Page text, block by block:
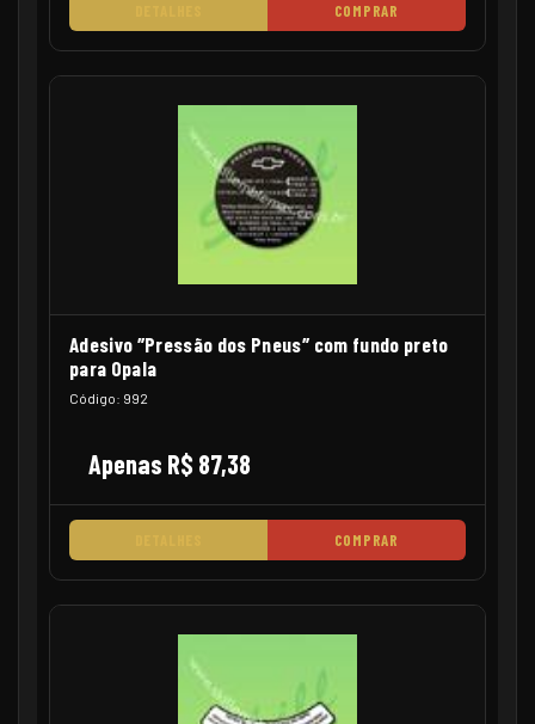
COMPRAR
Adesivo ″Pressão dos Pneus″ com fundo preto
para Opala
Código: 992
Apenas R$ 87,38
COMPRAR